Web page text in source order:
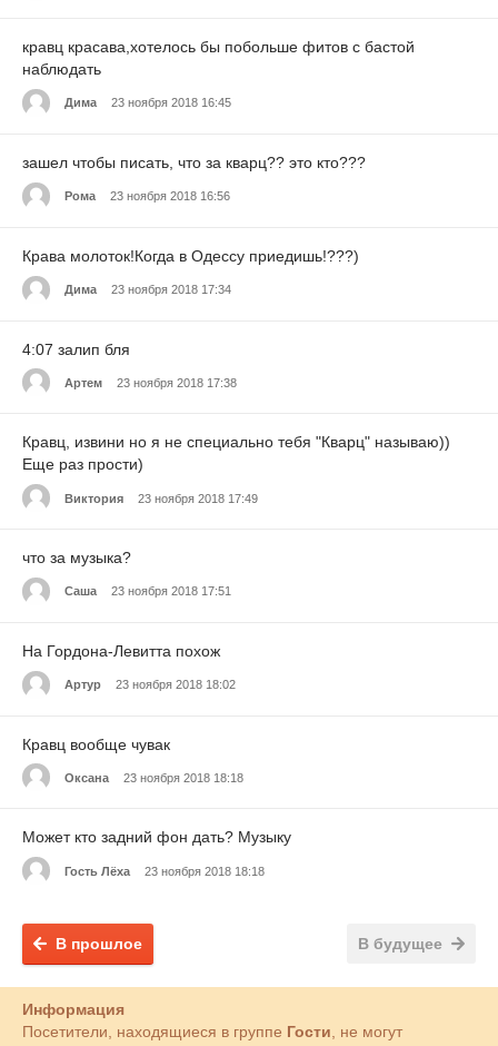
кравц красава,хотелось бы побольше фитов с бастой
наблюдать
Дима 23 ноября 2018 16:45
зашел чтобы писать, что за кварц?? это кто???
Рома 23 ноября 2018 16:56
Крава молоток!Когда в Одессу приедишь!???)
Дима 23 ноября 2018 17:34
4:07 залип бля
Артем 23 ноября 2018 17:38
Кравц, извини но я не специально тебя "Кварц" называю))
Еще раз прости)
Виктория 23 ноября 2018 17:49
что за музыка?
Саша 23 ноября 2018 17:51
На Гордона-Левитта похож
Артур 23 ноября 2018 18:02
Кравц вообще чувак
Оксана 23 ноября 2018 18:18
Может кто задний фон дать? Музыку
Гость Лёха 23 ноября 2018 18:18
В будущее
В прошлое
Информация
Посетители, находящиеся в группе Гости, не могут